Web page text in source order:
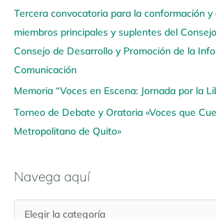
Tercera convocatoria para la conformación y
miembros principales y suplentes del
Consejo de Desarrollo y Promoción de la
Comunicación
Memoria “Voces en Escena: Jornada por la
Torneo de Debate y Oratoria «Voces que
Metropolitano de Quito»
Navega aquí
u
í